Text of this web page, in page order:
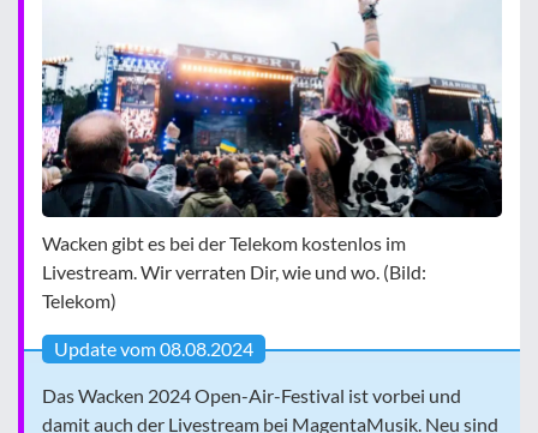
Wacken gibt es bei der Telekom kostenlos im
Livestream. Wir verraten Dir, wie und wo. (Bild:
Telekom)
Update vom 08.08.2024
Das Wacken 2024 Open-Air-Festival ist vorbei und
damit auch der Livestream bei MagentaMusik. Neu sind